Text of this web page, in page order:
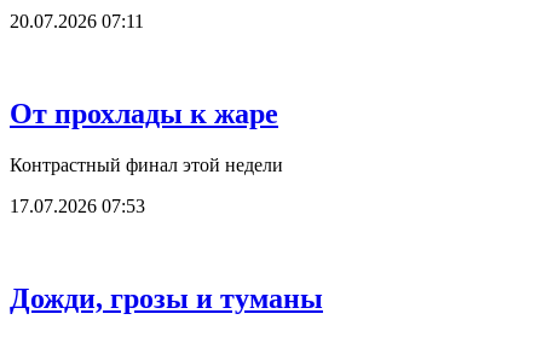
20.07.2026 07:11
От прохлады к жаре
Контрастный финал этой недели
17.07.2026 07:53
Дожди, грозы и туманы